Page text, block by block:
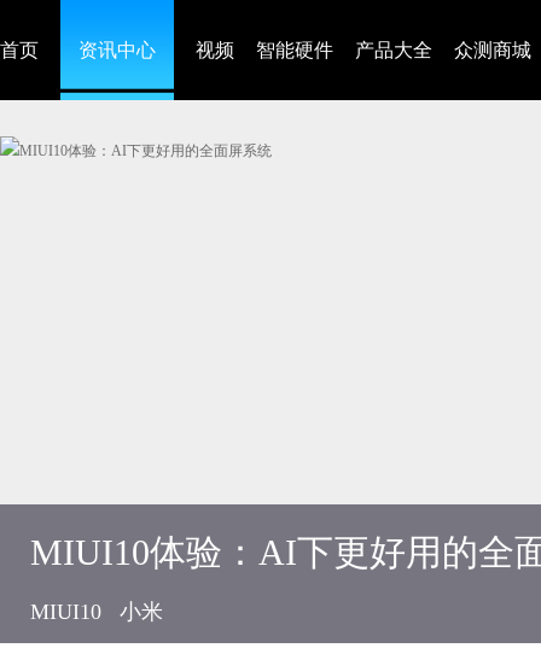
首页 资讯中心 视频 智能硬件 产品大全 众测商城
MIUI10体验：AI下更好用的全
MIUI10 小米